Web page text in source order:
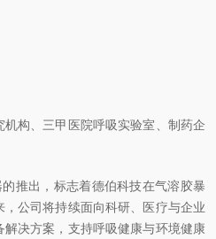
构、三甲医院呼吸实验室、制药企
推出，标志着德伯科技在气溶胶暴
公司将持续面向科研、医疗与企业
决方案，支持呼吸健康与环境健康